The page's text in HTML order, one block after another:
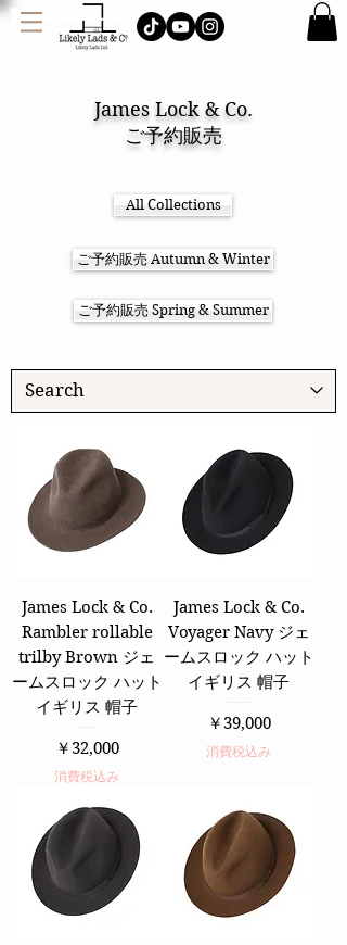
AMES LOCK & CO. ハット イギリス
James Lock & Co.
ご予約販売
All Collections
ご予約販売 Autumn & Winter
ご予約販売 Spring & Summer
James Lock & Co.
Rambler rollable
trilby Brown ジェ
ームスロック ハット
イギリス 帽子
価格
￥32,000
消費税込み
James Lock & Co.
Voyager Navy ジェ
ームスロック ハット
イギリス 帽子
価格
￥39,000
消費税込み